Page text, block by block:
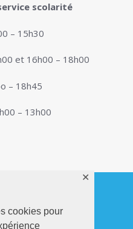
cookies pour
✕
scolarité
– 15h30
et 16h00 – 18h00
– 18h45
– 13h00
Musique, Danse et